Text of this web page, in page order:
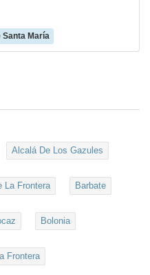
Santa María
Alcalá De Los Gazules
La Frontera Barbate
Bolonia
Frontera